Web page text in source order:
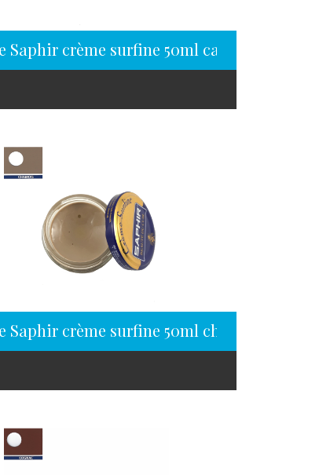
Saphir crème surfine 50ml caramel
Saphir crème surfine 50ml chamois